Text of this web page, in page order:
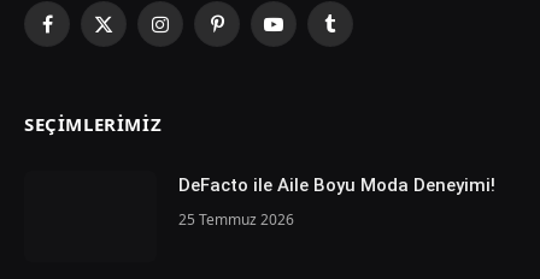
Facebook
X
InstagramPinterestYouTubeTumblr
SEÇIMLERIMIZ
DeFacto ile Aile Boyu Moda Deneyimi!
25 Temmuz 2026